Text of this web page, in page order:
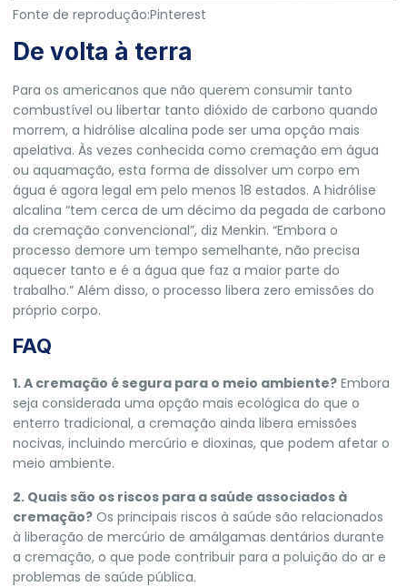
Fonte de reprodução:Pinterest
De volta à terra
Para os americanos que não querem consumir tanto
combustível ou libertar tanto dióxido de carbono quando
morrem, a hidrólise alcalina pode ser uma opção mais
apelativa. Às vezes conhecida como cremação em água
ou aquamação, esta forma de dissolver um corpo em
água é agora legal em pelo menos 18 estados. A hidrólise
alcalina “tem cerca de um décimo da pegada de carbono
da cremação convencional”, diz Menkin. “Embora o
processo demore um tempo semelhante, não precisa
aquecer tanto e é a água que faz a maior parte do
trabalho.” Além disso, o processo libera zero emissões do
próprio corpo.
FAQ
1. A cremação é segura para o meio ambiente? Embora
seja considerada uma opção mais ecológica do que o
enterro tradicional, a cremação ainda libera emissões
nocivas, incluindo mercúrio e dioxinas, que podem afetar o
meio ambiente.
2. Quais são os riscos para a saúde associados à
cremação? Os principais riscos à saúde são relacionados
à liberação de mercúrio de amálgamas dentários durante
a cremação, o que pode contribuir para a poluição do ar e
problemas de saúde pública.